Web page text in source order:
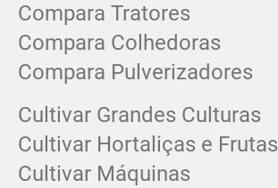
Compara Tratores
Compara Colhedoras
Compara Pulverizadores
Cultivar Grandes Culturas
Cultivar Hortaliças e Frutas
Cultivar Máquinas